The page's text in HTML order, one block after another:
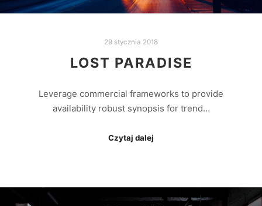
29 stycznia 2018
LOST PARADISE
Leverage commercial frameworks to provide
availability robust synopsis for trend…
Czytaj dalej